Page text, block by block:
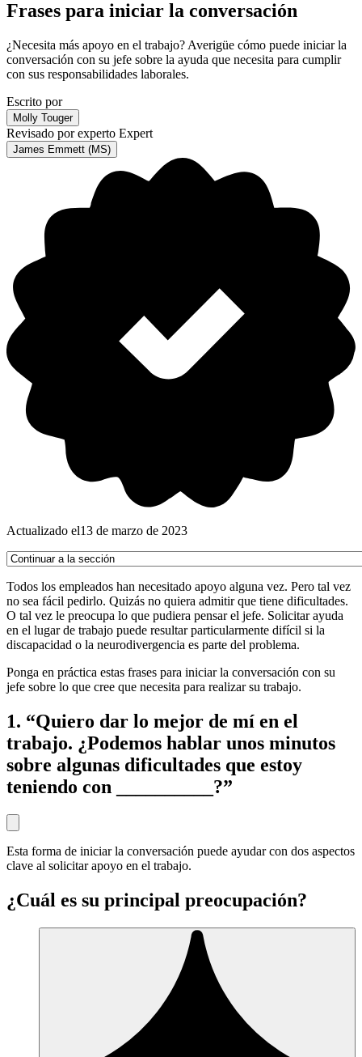
Frases para iniciar la conversación
¿Necesita más apoyo en el trabajo? Averigüe cómo puede iniciar la
conversación con su jefe sobre la ayuda que necesita para cumplir
con sus responsabilidades laborales.
Escrito por
Molly Touger
Revisado por experto Expert
James Emmett (MS)
Actualizado el13 de marzo de 2023
Todos los empleados han necesitado apoyo alguna vez. Pero tal vez
no sea fácil pedirlo. Quizás no quiera admitir que tiene dificultades.
O tal vez le preocupa lo que pudiera pensar el jefe. Solicitar ayuda
en el lugar de trabajo puede resultar particularmente difícil si la
discapacidad o la neurodivergencia es parte del problema.
Ponga en práctica estas frases para iniciar la conversación con su
jefe sobre lo que cree que necesita para realizar su trabajo.
1. “Quiero dar lo mejor de mí en el
trabajo. ¿Podemos hablar unos minutos
sobre algunas dificultades que estoy
teniendo con __________?”
Esta forma de iniciar la conversación puede ayudar con dos aspectos
clave al solicitar apoyo en el trabajo.
¿Cuál es su principal preocupación?